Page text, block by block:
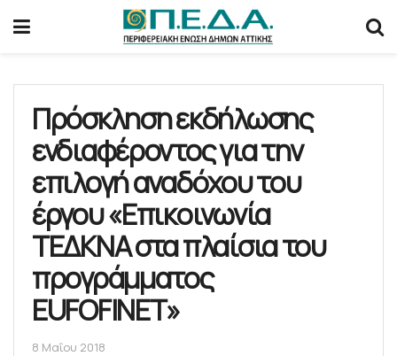
Πρόσκληση εκδήλωσης
ενδιαφέροντος για την
επιλογή αναδόχου του
έργου «Επικοινωνία
ΤΕΔΚΝΑ στα πλαίσια του
προγράμματος
EUFOFINET»
8 Μαΐου 2018